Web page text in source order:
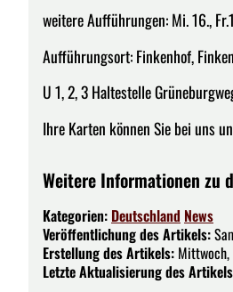
weitere Aufführungen: Mi. 16.,
Aufführungsort: Finkenhof,
U 1, 2, 3 Haltestelle
Ihre Karten können Sie bei uns
Weitere Informationen zu
Kategorien: Deutschland News
Veröffentlichung des Artikels:
Erstellung des Artikels: Mittwoch,
Letzte Aktualisierung des